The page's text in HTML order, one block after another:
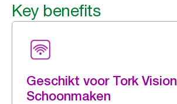
Key benefits
Geschikt voor Tork Vision
Schoonmaken